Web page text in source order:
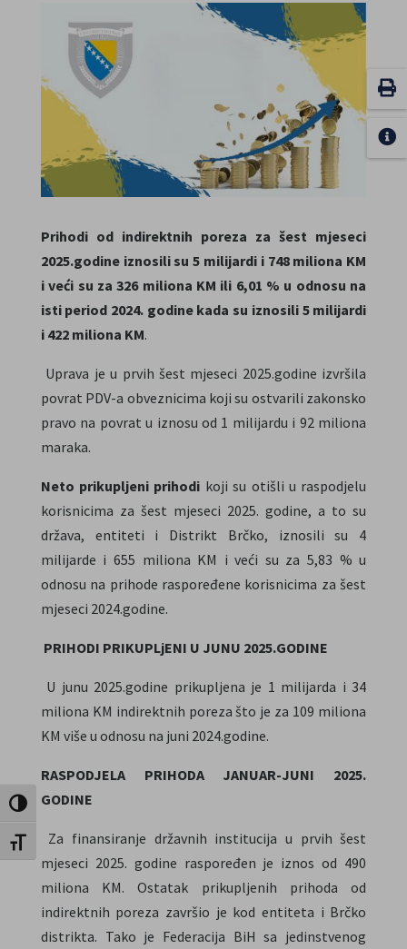
Uključi / isključi visoki kontrast
Uključi / isključi veličinu fonta
Prihodi od indirektnih poreza za šest mjeseci
2025.godine iznosili su 5 milijardi i 748 miliona KM
i veći su za 326 miliona KM ili 6,01 % u odnosu na
isti period 2024. godine kada su iznosili 5 milijardi
i 422 miliona KM.
Uprava je u prvih šest mjeseci 2025.godine izvršila
povrat PDV-a obveznicima koji su ostvarili zakonsko
pravo na povrat u iznosu od 1 milijardu i 92 miliona
maraka.
Neto prikupljeni prihodi koji su otišli u raspodjelu
korisnicima za šest mjeseci 2025. godine, a to su
država, entiteti i Distrikt Brčko, iznosili su 4
milijarde i 655 miliona KM i veći su za 5,83 % u
odnosu na prihode raspoređene korisnicima za šest
mjeseci 2024.godine.
PRIHODI PRIKUPLjENI U JUNU 2025.GODINE
U junu 2025.godine prikupljena je 1 milijarda i 34
miliona KM indirektnih poreza što je za 109 miliona
KM više u odnosu na juni 2024.godine.
RASPODJELA PRIHODA JANUAR-JUNI 2025.
GODINE
Za finansiranje državnih institucija u prvih šest
mjeseci 2025. godine raspoređen je iznos od 490
miliona KM. Ostatak prikupljenih prihoda od
indirektnih poreza završio je kod entiteta i Brčko
distrikta. Tako je Federacija BiH sa jedinstvenog